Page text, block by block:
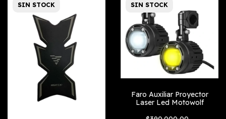
SIN STOCK SIN STOCK
Faro Auxiliar Proyector
Laser Led Motowolf